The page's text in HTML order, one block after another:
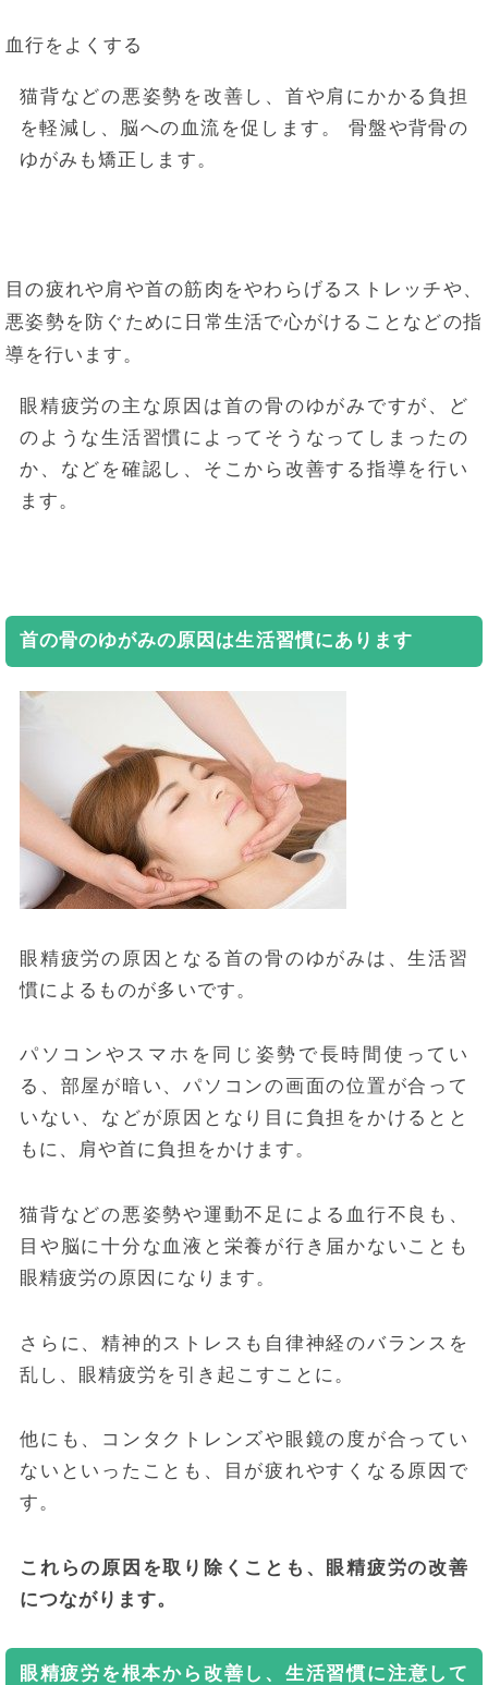
血行をよくする
猫背などの悪姿勢を改善し、首や肩にかかる負担
を軽減し、脳への血流を促します。
骨盤や背骨の
ゆがみも矯正します。
目の疲れや肩や首の筋肉をやわらげるストレッチや、
悪姿勢を防ぐために日常生活で心がけることなどの指
導を行います。
眼精疲労の主な原因は首の骨のゆがみですが、ど
のような生活習慣によってそうなってしまったの
か、などを確認し、そこから改善する指導を行い
ます。
首の骨のゆがみの原因は生活習慣にあります
眼精疲労の原因となる首の骨のゆがみは、生活習
慣によるものが多いです。
パ ソコンやスマホを同じ姿勢で長時間使ってい
る、部屋が暗い、パソコンの画面の位置が合って
いない、などが原因となり目に負担をかけるとと
もに、肩や首に負担をかけます。
猫背などの悪姿勢や運動不足による血行不良も、
目や脳に十分な血液と栄養が行き届かないことも
眼精疲労の原因になります。
さらに、精神的ストレスも自律神経のバランスを
乱し、眼精疲労を引き起こすことに。
他にも、コンタクトレンズや眼鏡の度が合ってい
ないといったことも、目が疲れやすくなる原因で
す。
これらの原因を取り除くことも、眼精疲労の改善
につながります。
眼精疲労を根本から改善し、生活習慣に注意して